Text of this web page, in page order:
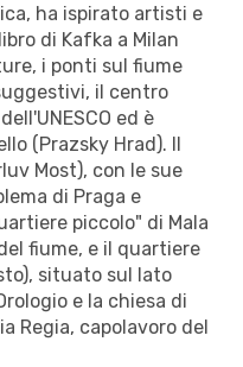
ha ispirato artisti e
di Kafka a Milan
i ponti sul fiume
il centro
ed è
(Prazsky Hrad). Il
Most), con le sue
di Praga e
piccolo" di Mala
fiume, e il quartiere
situato sul lato
e la chiesa di
Regia, capolavoro del